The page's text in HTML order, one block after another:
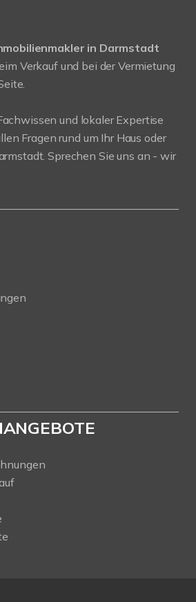
in Darmstadt
Verkauf und bei der Vermietung
und lokaler Expertise
Fragen rund um Ihr Haus oder
Sprechen Sie uns an - wir